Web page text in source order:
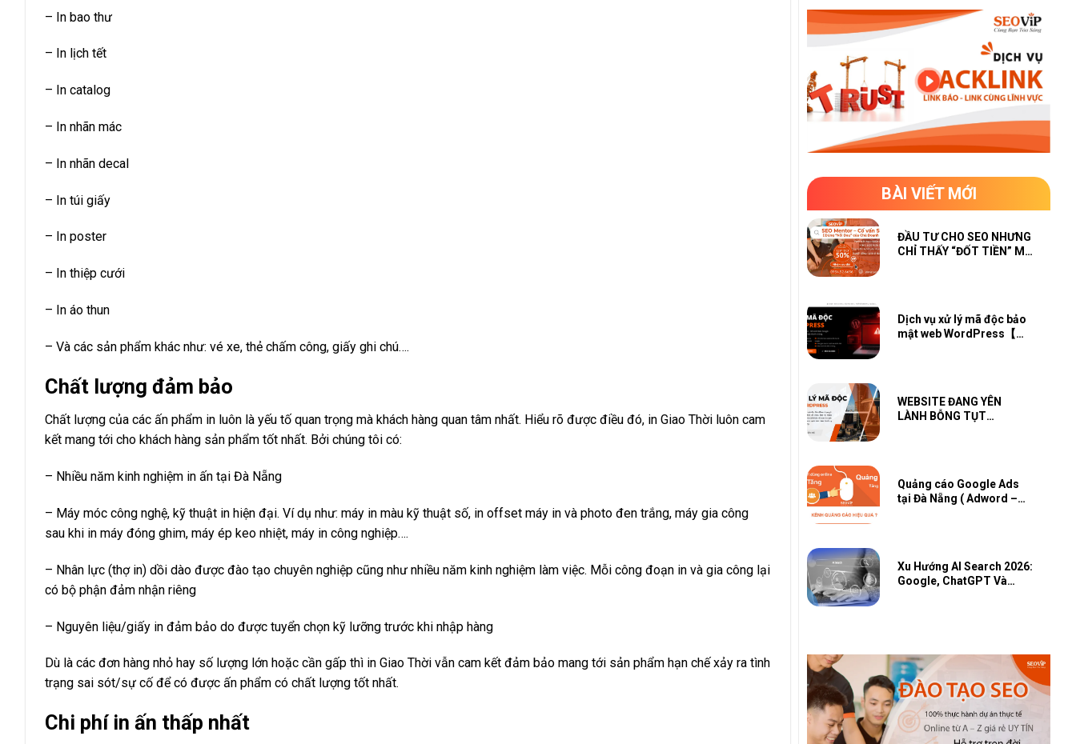
– In bao thư
– In lịch tết
– In catalog
– In nhãn mác
– In nhãn decal
– In túi giấy
– In poster
– In thiệp cưới
– In áo thun
– Và các sản phẩm khác như: vé xe, thẻ chấm công, giấy ghi chú….
Chất lượng đảm bảo
Chất lượng của các ấn phẩm in luôn là yếu tố quan trọng mà khách hàng quan tâm nhất. Hiểu rõ được điều đó, in Giao Thời luôn cam
kết mang tới cho khách hàng sản phẩm tốt nhất. Bởi chúng tôi có:
– Nhiều năm kinh nghiệm in ấn tại Đà Nẵng
– Máy móc công nghệ, kỹ thuật in hiện đại. Ví dụ như: máy in màu kỹ thuật số, in offset máy in và photo đen trắng, máy gia công
sau khi in máy đóng ghim, máy ép keo nhiệt, máy in công nghiệp….
– Nhân lực (thợ in) dồi dào được đào tạo chuyên nghiệp cũng như nhiều năm kinh nghiệm làm việc. Mỗi công đoạn in và gia công lại
có bộ phận đảm nhận riêng
– Nguyên liệu/giấy in đảm bảo do được tuyển chọn kỹ lưỡng trước khi nhập hàng
Dù là các đơn hàng nhỏ hay số lượng lớn hoặc cần gấp thì in Giao Thời vẫn cam kết đảm bảo mang tới sản phẩm hạn chế xảy ra tình
trạng sai sót/sự cố để có được ấn phẩm có chất lượng tốt nhất.
Chi phí in ấn thấp nhất
BÀI VIẾT MỚI
ĐẦU TƯ CHO SEO NHƯNG
CHỈ THẤY “ĐỐT TIỀN” MÀ
Dịch vụ xử lý mã độc bảo
mật web WordPress【
WEBSITE ĐANG YÊN
LÀNH BỖNG TỤT
Quảng cáo Google Ads
tại Đà Nẵng ( Adword –
Xu Hướng AI Search 2026:
Google, ChatGPT Và